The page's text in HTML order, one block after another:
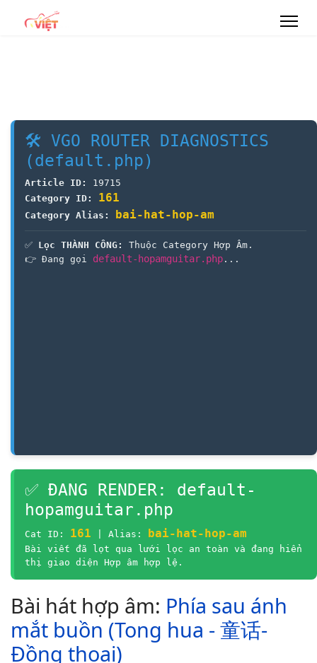
🛠 VGO ROUTER DIAGNOSTICS
(default.php)
Article ID:
19715
Category ID:
161
Category Alias: bai-hat-hop-am
✅ Lọc THÀNH CÔNG:
Thuộc Category Hợp Âm.
👉 Đang gọi default-hopamguitar.php ...
✅ ĐANG RENDER: default-
hopamguitar.php
Cat ID: 161 | Alias: bai-hat-hop-am
Bài viết đã lọt qua lưới lọc an toàn và đang hiển
thị giao diện Hợp âm hợp lệ.
Bài hát hợp âm: Phía sau ánh
mắt buồn (Tong hua - 童话-
Đồng thoại)